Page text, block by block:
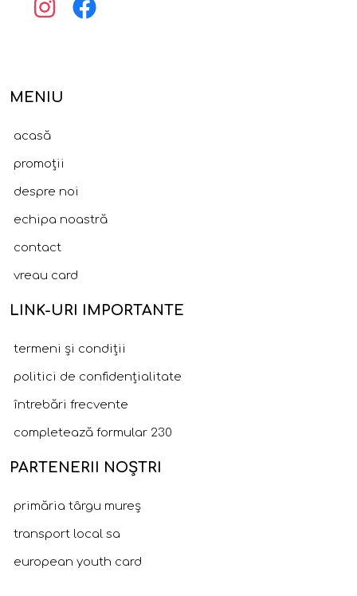
MENIU
acasă
promoții
despre noi
echipa noastră
contact
vreau card
LINK-URI IMPORTANTE
termeni și condiții
politici de confidențialitate
întrebări frecvente
completează formular 230
PARTENERII NOȘTRI
primăria târgu mureș
transport local sa
european youth card